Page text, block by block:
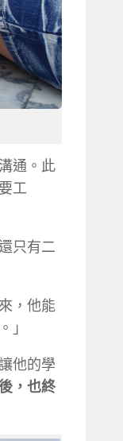
通。此
工
只有二
，他能
」
他的學
，也終